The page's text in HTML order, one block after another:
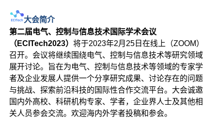
大会简介
第二届电气、控制与信息技术国际学术会议
（ECITech2023）将于2023年2月25日在线上（ZOOM）
召开。会议将继续围绕电气、控制与信息技术等研究领域
展开讨论。旨在为电气、控制与信息技术等领域的专家学
者及企业发展人提供一个分享研究成果、讨论存在的问题
与挑战、探索前沿科技的国际性合作交流平台。大会诚邀
国内外高校、科研机构专家、学者，企业界人士及其他相
关人员参会交流。欢迎海内外学者投稿和参会。